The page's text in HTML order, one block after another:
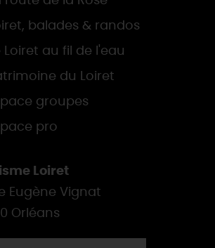
balades & randos
Loiret au fil de l'eau
du Loiret
groupes
pro
Loiret
Eugène Vignat
Orléans